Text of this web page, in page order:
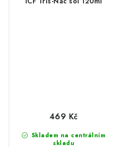
Skladem na centrálním
skladu
469 Kč